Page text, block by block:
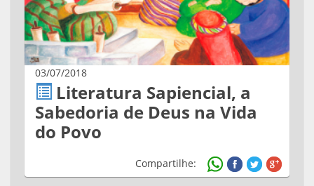
03/07/2018
Literatura Sapiencial, a
Sabedoria de Deus na Vida
do Povo
Compartilhe: